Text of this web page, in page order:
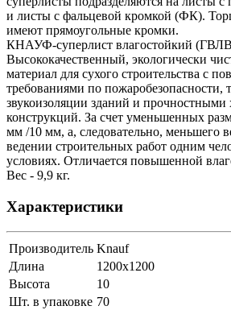
и листы с фальцевой кромкой (ФК).
имеют прямоугольные кромки.
КНАУФ-суперлист влагостойкий
Высококачественный, экологически
материал для сухого строительства с
требованиями по пожаробезопасности,
звукоизоляции зданий и прочностными
конструкций. За счет уменьшенных
мм /10 мм, а, следовательно, меньшего
ведении строительных работ одним
условиях. Отличается повышенной
Вес - 9,9 кг.
Характеристики
Производитель Knauf
Длина
1200x1200
Высота
10
Шт. в упаковке 70